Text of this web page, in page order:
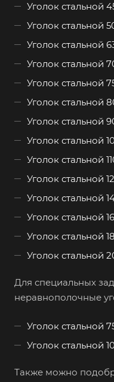
Уголок стальной
Уголок стальной
Уголок стальной
Уголок стальной
Уголок стальной
Уголок стальной
Уголок стальной
Уголок стальной
Уголок стальной
Уголок стальной
Уголок стальной
Уголок стальной
Уголок стальной
Уголок стальной
Для специальных
неравнополочные
Уголок стальной
Уголок стальной
Также можно